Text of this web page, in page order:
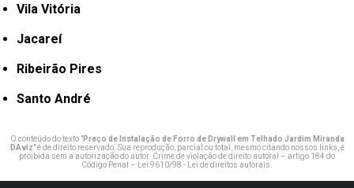
Vila Vitória
Jacareí
Ribeirão Pires
Santo André
O conteúdo do texto "Preço de Instalação de Forro de Drywall em Telhado Jardim Miranda
DAviz" é de direito reservado. Sua reprodução, parcial ou total, mesmo citando nossos links, é
proibida sem a autorização do autor. Crime de violação de direito autoral – artigo 184 do
Código Penal –
Lei 9610/98 - Lei de direitos autorais